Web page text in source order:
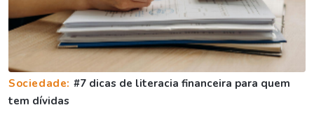
Sociedade: #7 dicas de literacia financeira para quem
tem dívidas